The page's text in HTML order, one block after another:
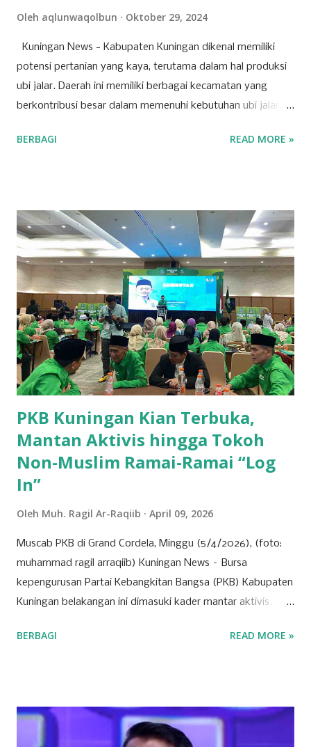
Oleh aqlunwaqolbun Oktober 29, 2024
Kuningan News - Kabupaten Kuningan dikenal memiliki
potensi pertanian yang kaya, terutama dalam hal produksi
ubi jalar. Daerah ini memiliki berbagai kecamatan yang
berkontribusi besar dalam memenuhi kebutuhan ubi jalar,
tujuh kecamatan di Kabupaten Kuningan yang mencatat
Dengan produksi sebesar 45.702 ton, Kecamatan Cilimus
menyumbangkan hampir setengah dari total produksi ubi
jalar di wilayah ini. Kondisi tanah yang subur dan teknik
pertanian yang optimal menjadikan Cilimus sebagai sentra
utama produksi ubi jalar. 2. Kecamatan Cigandamekar
Posisi kedua ditempati oleh Kecamatan Cigandamekar
dengan total produksi mencapai 28.966 ton. Daerah ini
dikenal dengan pertanian yang beragam dan kualitas ubi
jalar yang baik, sehingga mampu bersaing dengan ...
BERBAGI READ MORE »
PKB Kuningan Kian Terbuka,
Mantan Aktivis hingga Tokoh
Non-Muslim Ramai-Ramai “Log
In”
Oleh Muh. Ragil Ar-Raqiib April 09, 2026
Muscab PKB di Grand Cordela, Minggu (5/4/2026), (foto:
muhammad ragil arraqiib) Kuningan News – Bursa
kepengurusan Partai Kebangkitan Bangsa (PKB) Kabupaten
Kuningan belakangan ini dimasuki kader mantar aktivis.
semakin menunjukkan wajah barunya sebagai partai yang
tersebut. Drs. H. Ujang Kosasih, Ketua PKB Kuningan,
menyebut PKB saat ini adalah wadah bagi seluruh warga
BERBAGI READ MORE »